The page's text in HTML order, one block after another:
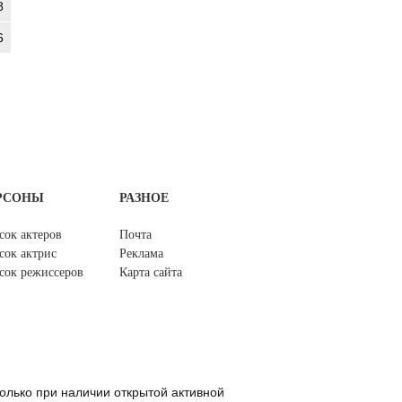
актеров
актрис
режиссеров
РАЗНОЕ
Почта
Реклама
Карта сайта
при наличии открытой активной